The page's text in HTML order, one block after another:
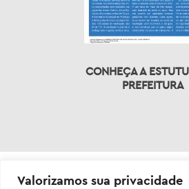
Valorizamos sua privacidade
CONHEÇA A
PREFEITURA